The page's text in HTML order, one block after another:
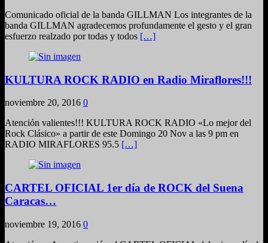
Comunicado oficial de la banda GILLMAN Los integrantes de la
banda GILLMAN agradecemos profundamente el gesto y el gran
esfuerzo realzado por todas y todos […]
KULTURA ROCK RADIO en Radio Miraflores!!!
noviembre 20, 2016 0
Atención valientes!!! KULTURA ROCK RADIO «Lo mejor del
Rock Clásico» a partir de este Domingo 20 Nov a las 9 pm en
RADIO MIRAFLORES 95.5 […]
CARTEL OFICIAL 1er día de ROCK del Suena
Caracas…
noviembre 19, 2016 0